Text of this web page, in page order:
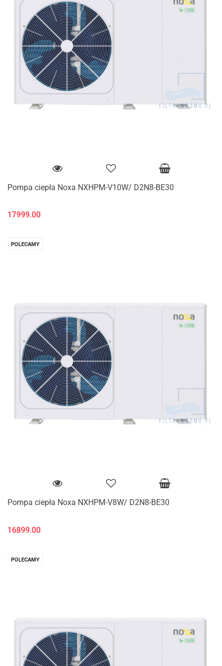
Pompa ciepła Noxa NXHPM-V10W/ D2N8-BE30
17999.00
POLECAMY
Pompa ciepła Noxa NXHPM-V8W/ D2N8-BE30
16899.00
POLECAMY